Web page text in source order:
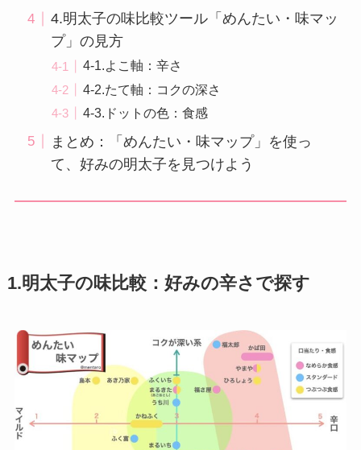
4.明太子の味比較ツール「めんたい・味マッ
プ」の見方
4-1.よこ軸：辛さ
4-2.たて軸：コクの深さ
4-3.ドットの色：食感
まとめ：「めんたい・味マップ」を使っ
て、好みの明太子を見つけよう
1.明太子の味比較：好みの辛さで探す